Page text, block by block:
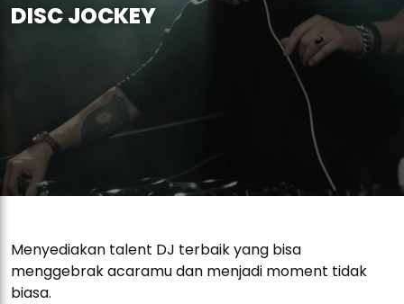
DISC JOCKEY
Menyediakan talent DJ terbaik yang bisa
menggebrak acaramu dan menjadi moment tidak
biasa.